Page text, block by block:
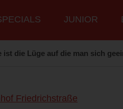
JUNIOR
ist die Lüge auf die man sich
Friedrichstraße